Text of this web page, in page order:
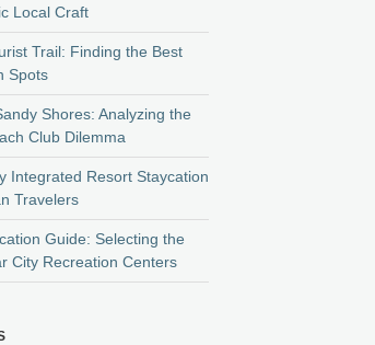
Local Craft
Trail: Finding the Best
Spots
Shores: Analyzing the
Club Dilemma
Integrated Resort Staycation
Travelers
Guide: Selecting the
City Recreation Centers